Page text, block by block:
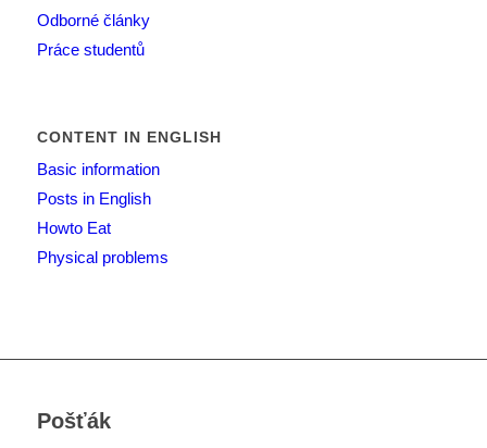
Odborné články
Práce studentů
CONTENT IN ENGLISH
Basic information
Posts in English
Howto Eat
Physical problems
Pošťák